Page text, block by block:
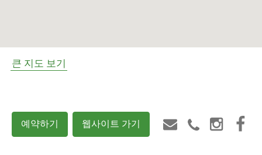
큰 지도 보기
예약하기 웹사이트 가기